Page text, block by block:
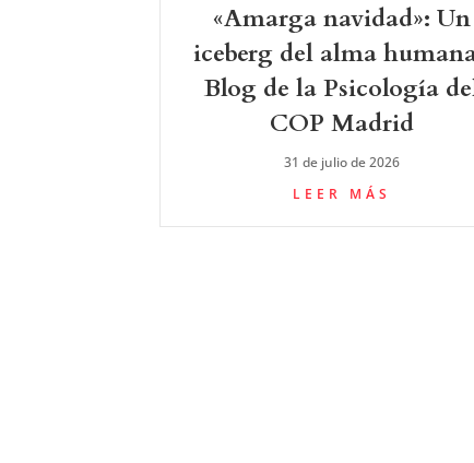
«Amarga navidad»: Un
iceberg del alma
Blog de la Psicología
COP Madrid
31 de julio de 2026
LEER MÁS